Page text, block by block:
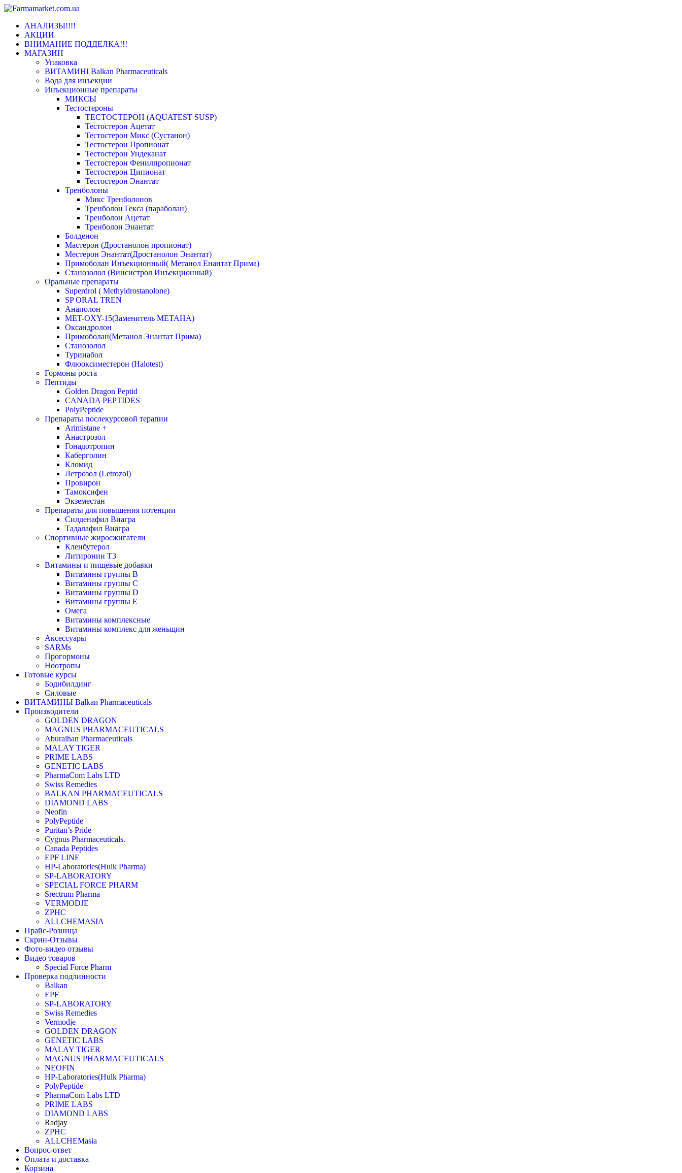
навигациюАНАЛИЗЫ!!!!
АКЦИИ
ВНИМАНИЕ ПОДДЕЛКА!!!
МАГАЗИН
Упаковка
ВИТАМИНІ Balkan Pharmaceuticals
Вода для инъекции
Инъeкциoнныe препараты
МИКСЫ
Тестостероны
ТЕСТОСТЕРОН (AQUATEST SUSP)
Тестостерон Ацетат
Тестостерон Микс (Сустанон)
Тестостерон Пропионат
Тестостерон Ундеканат
Тестостерон Фенилпропионат
Тестостерон Ципионат
Тестостерон Энантат
Тренболоны
Микс Тренболонов
Тренболон Гекса (параболан)
Тренболон Ацетат
Тренболон Энантат
Болденон
Мастерон (Дростанолон пропионат)
Местерон Энантат(Дростанолон Энантат)
Примоболан Инъекционный( Метанол Енантат Прима)
Станозолол (Винсистрол Инъекционный)
Оральные препараты
Superdrol ( Methyldrostanolone)
SP ORAL TREN
Анаполон
MET-OXY-15(Заменитель МЕТАНА)
Оксандролон
Примоболан(Метанол Энантат Прима)
Станoзолол
Туринабол
Флюоксиместерон (Halotest)
Гормоны роста
Пептиды
Golden Dragon Peptid
CANADA PEPTIDES
PolyPeptide
Препараты послекурсовой терапии
Arimistane +
Анастрозол
Гонадотропин
Каберголин
Кломид
Летрозол (Letrozol)
Провирон
Тамоксифен
Экземестан
Препараты для повышения потенции
Силденафил Виагра
Тадалафил Виагра
Спортивные жиросжигатели
Кленбутерол
Литиронин Т3
Витамины и пищевые добавки
Витамины группы В
Витамины группы С
Витамины группы D
Витамины группы Е
Омега
Витамины комплексные
Витамины комплекс для женьщин
Аксессуары
SARMs
Прогормоны
Ноотропы
Готовые курсы
Бодибилдинг
Силовые
ВИТАМИНЫ Balkan Pharmaceuticals
Производители
GOLDEN DRAGON
MAGNUS PHARMACEUTICALS
Aburaihan Pharmaceuticals
MALAY TIGER
PRIME LABS
GENETIC LABS
PharmaCom Labs LTD
Swiss Remedies
BALKAN PHARMACEUTICALS
DIAMOND LABS
Neofin
PolyPeptide
Puritan’s Pride
Cygnus Pharmaceuticals.
Canada Peptides
EPF LINE
HP-Laboratories(Hulk Pharma)
SP-LABORATORY
SPECIAL FORCE PHARM
Srectrum Pharma
VERMODJE
ZPHC
ALLCHEMASIA
Прайс-Розница
Скрин-Отзывы
Фото-видео отзывы
Видео товаров
Special Force Pharm
Проверка подлинности
Balkan
EPF
SP-LABORATORY
Swiss Remedies
Vermodje
GOLDEN DRAGON
GENETIC LABS
MALAY TIGER
MAGNUS PHARMACEUTICALS
NEOFIN
HP-Laboratories(Hulk Pharma)
PolyPeptide
PharmaCom Labs LTD
PRIME LABS
DIAMOND LABS
Radjay
ZPHC
ALLCHEMasia
Вопрос-ответ
Оплата и доставка
Корзина